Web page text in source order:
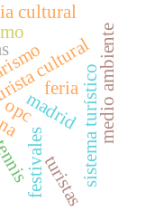
madrid
cultural
festivales
cultural
sistema turístico
feria
turistas
medio ambiente
opc